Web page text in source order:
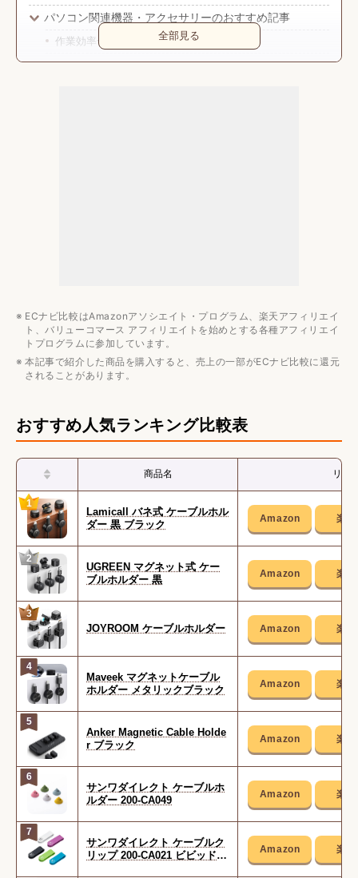
パソコン関連機器・アクセサリーのおすすめ記事
作業効率化
電源タップ・バッテリー
全部見る
ECナビ比較はAmazonアソシエイト・プログラム、楽天アフィリエイ
ト、バリューコマース アフィリエイトを始めとする各種アフィリエイ
トプログラムに参加しています。
本記事で紹介した商品を購入すると、売上の一部がECナビ比較に還元
されることがあります。
おすすめ人気ランキング比較表
商品名 リン
1
Lamicall バネ式 ケーブルホル
ダー 黒 ブラック
2
UGREEN マグネット式 ケー
ブルホルダー 黒
3
JOYROOM ケーブルホルダー
4
Maveek マグネットケーブル
ホルダー メタリックブラック
5
Anker Magnetic Cable Holde
r ブラック
6
サンワダイレクト ケーブルホ
ルダー 200-CA049
7
サンワダイレクト ケーブルク
リップ 200-CA021 ビビッドカ